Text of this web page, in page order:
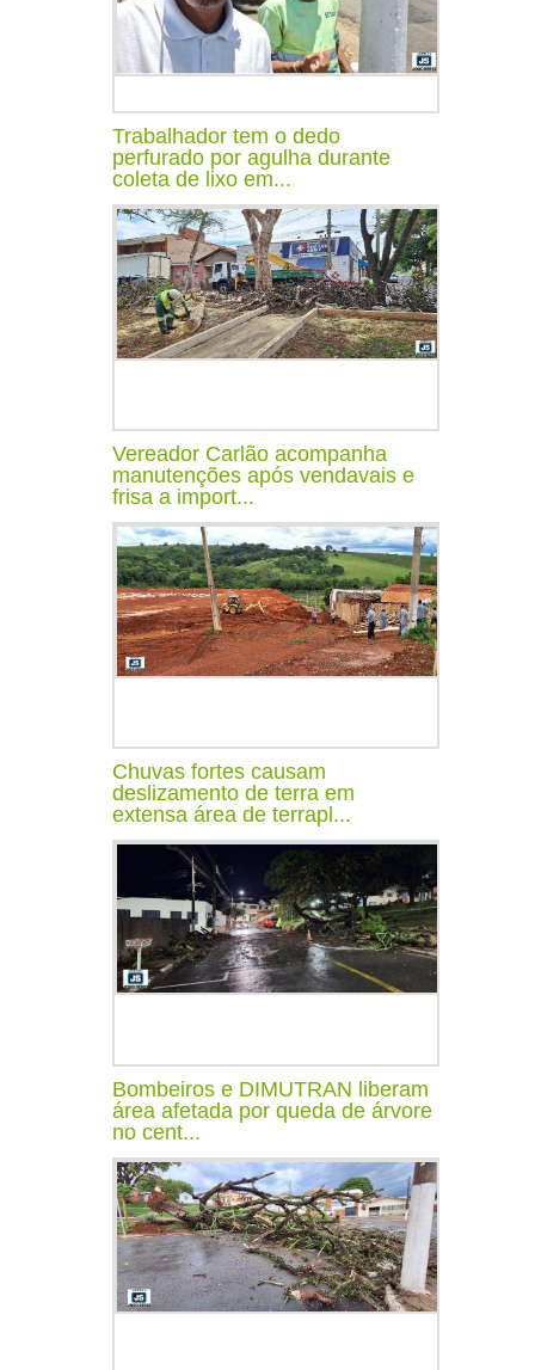
Trabalhador tem o dedo
perfurado por agulha durante
coleta de lixo em...
Vereador Carlão acompanha
manutenções após vendavais e
frisa a import...
Chuvas fortes causam
deslizamento de terra em
extensa área de terrapl...
Bombeiros e DIMUTRAN liberam
área afetada por queda de árvore
no cent...